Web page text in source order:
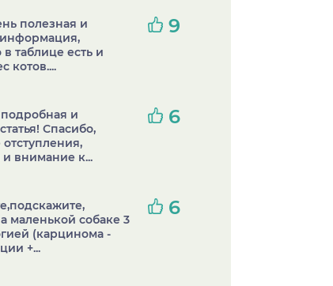
полезная и
в таблице есть и
котов....
9
и
Спасибо,
отступления,
внимание к...
6
маленькой собаке 3
(карцинома -
+...
6